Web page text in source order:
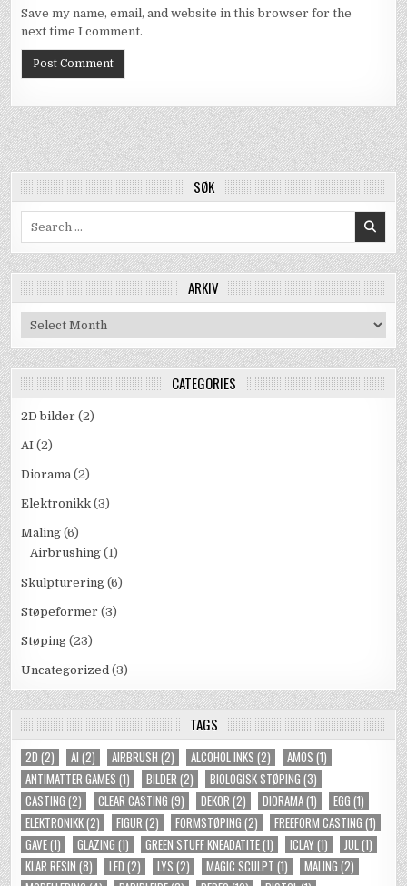
Save my name, email, and website in this browser for the
next time I comment.
SØK
ARKIV
Arkiv
CATEGORIES
2D bilder (2)
AI (2)
Diorama (2)
Elektronikk (3)
Maling (6)
Airbrushing (1)
Skulpturering (6)
Støpeformer (3)
Støping (23)
Uncategorized (3)
TAGS
2D (2) AI (2) AIRBRUSH (2) ALCOHOL INKS (2) AMOS (1)
ANTIMATTER GAMES (1) BILDER (2) BIOLOGISK STØPING (3)
CASTING (2) CLEAR CASTING (9) DEKOR (2) DIORAMA(1) EGG (1)
ELEKTRONIKK(2) FIGUR (2) FORMSTØPING (2) FREEFORM CASTING (1)
GAVE(1) GLAZING (1) GREEN STUFF KNEADATITE(1) ICLAY(1) JUL (1)
KLAR RESIN (8) LED (2) LYS (2) MAGIC SCULPT (1) MALING (2)